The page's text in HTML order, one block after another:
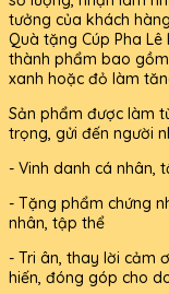
tưởng của khách
Quà tặng Cúp Pha
thành phẩm bao
xanh hoặc đỏ làm
Sản phẩm được làm
trọng, gửi đến người
- Vinh danh cá nhân,
- Tặng phẩm chứng
nhân, tập thể
- Tri ân, thay lời cảm
hiến, đóng góp cho